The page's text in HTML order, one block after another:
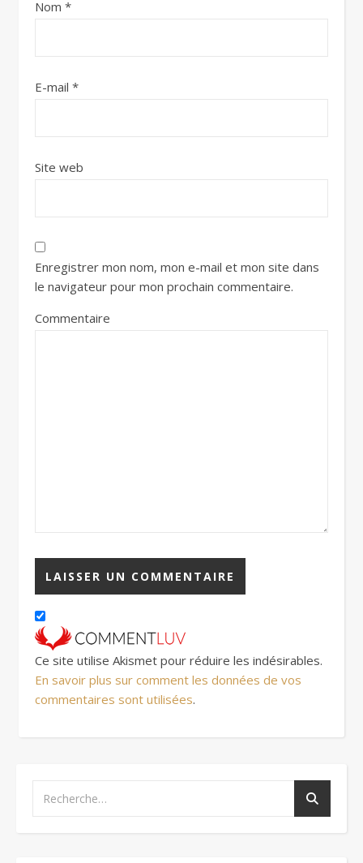
Nom *
E-mail *
Site web
Enregistrer mon nom, mon e-mail et mon site dans
le navigateur pour mon prochain commentaire.
Commentaire
Ce site utilise Akismet pour réduire les indésirables.
En savoir plus sur comment les données de vos
commentaires sont utilisées.